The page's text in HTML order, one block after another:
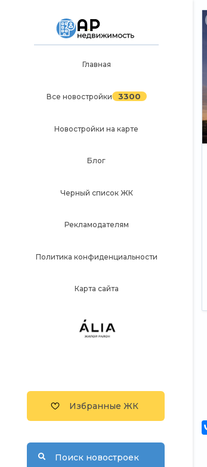
Главная
Все новостройки 3300
Новостройки на карте
Блог
Черный список ЖК
Рекламодателям
Политика конфиденциальности
Карта сайта
Избранные ЖК
Поиск новостроек
Все новостройки 3300
Рекламодателям